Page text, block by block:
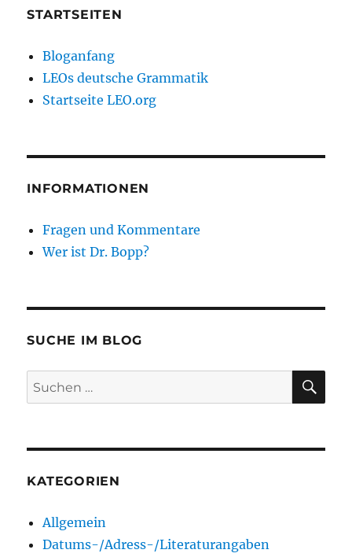
STARTSEITEN
Bloganfang
LEOs deutsche Grammatik
Startseite LEO.org
INFORMATIONEN
Fragen und Kommentare
Wer ist Dr. Bopp?
SUCHE IM BLOG
Suchen
nach:
KATEGORIEN
Allgemein
Datums-/Adress-/Literaturangaben